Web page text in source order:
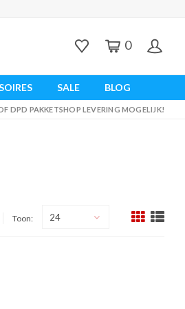
0
SALE BLOG
DPD PAKKETSHOP LEVERING MOGELIJK!
Toon: 24